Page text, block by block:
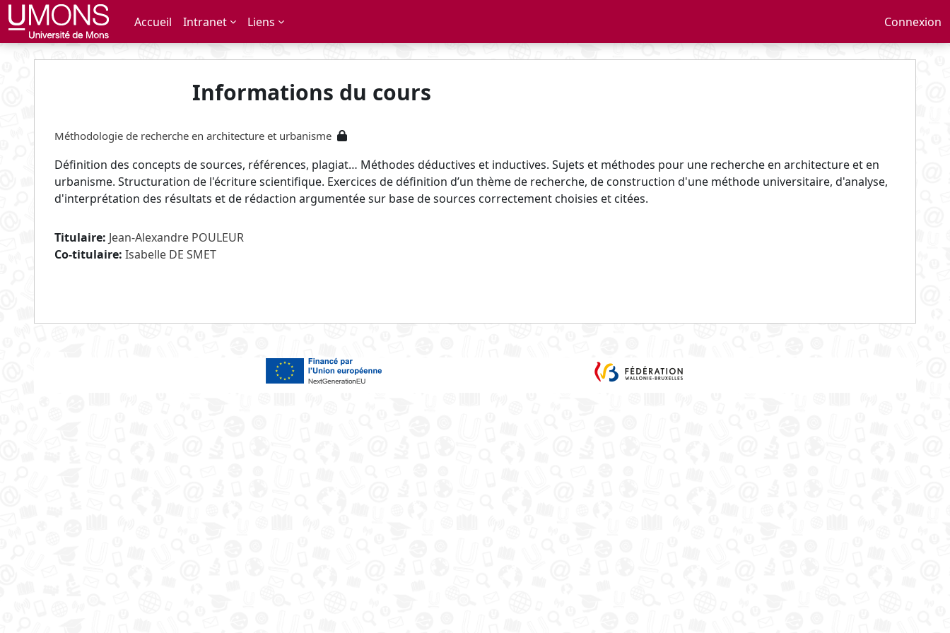
Passer au contenu principal
Accueil
Intranet Liens Connexion
Informations du cours
Méthodologie de recherche en architecture et urbanisme
Définition des concepts de sources, références, plagiat… Méthodes déductives et inductives. Sujets et méthodes pour une recherche en architecture et en
urbanisme. Structuration de l'écriture scientifique. Exercices de définition d’un thème de recherche, de construction d'une méthode universitaire, d'analyse,
d'interprétation des résultats et de rédaction argumentée sur base de sources correctement choisies et citées.
Titulaire: Jean-Alexandre POULEUR
Co-titulaire: Isabelle DE SMET